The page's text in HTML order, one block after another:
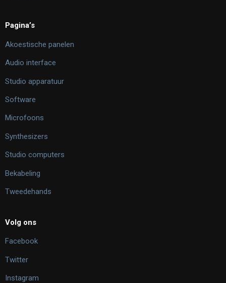
Pagina’s
Akoestische panelen
Audio interface
Studio apparatuur
Software
Microfoons
Synthesizers
Studio computers
Bekabeling
Tweedehands
Volg ons
Facebook
Twitter
Instagram